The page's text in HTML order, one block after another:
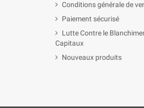
Conditions générale de
Paiement sécurisé
Lutte Contre le
Capitaux
Nouveaux produits